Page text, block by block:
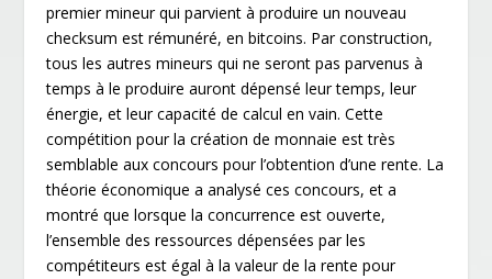
premier mineur qui parvient à produire un nouveau
checksum est rémunéré, en bitcoins. Par construction,
tous les autres mineurs qui ne seront pas parvenus à
temps à le produire auront dépensé leur temps, leur
énergie, et leur capacité de calcul en vain. Cette
compétition pour la création de monnaie est très
semblable aux concours pour l’obtention d’une rente. La
théorie économique a analysé ces concours, et a
montré que lorsque la concurrence est ouverte,
l’ensemble des ressources dépensées par les
compétiteurs est égal à la valeur de la rente pour